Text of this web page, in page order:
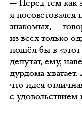
— Перед тем как
я
знакомых, —
из всех только
пошёл бы в
депутат, ему,
дурдома
что идея
с